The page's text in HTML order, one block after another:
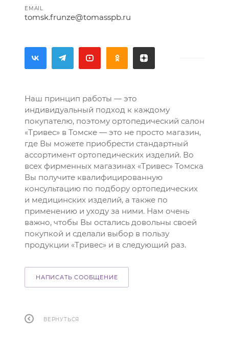
EMAIL
tomsk.frunze@tomasspb.ru
Наш принцип работы — это
индивидуальный подход к каждому
покупателю, поэтому ортопедический салон
«Тривес» в Томске — это не просто магазин,
где Вы можете приобрести стандартный
ассортимент ортопедических изделий. Во
всех фирменных магазинах «Тривес» Томска
Вы получите квалифицированную
консультацию по подбору ортопедических
и медицинских изделий, а также по
применению и уходу за ними. Нам очень
важно, чтобы Вы остались довольны своей
покупкой и сделали выбор в пользу
продукции «Тривес» и в следующий раз.
НАПИСАТЬ СООБЩЕНИЕ
ВЕРНУТЬСЯ